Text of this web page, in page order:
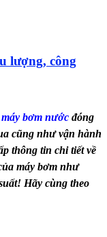
lượng, công
bơm nước đóng
cũng như vận hành
thông tin chi tiết về
máy bơm như
Hãy cùng theo